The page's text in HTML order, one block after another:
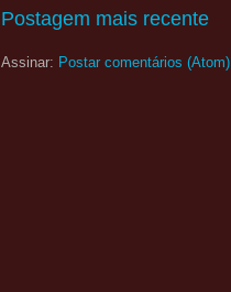
Postagem mais recente
Assinar: Postar comentários (Atom)